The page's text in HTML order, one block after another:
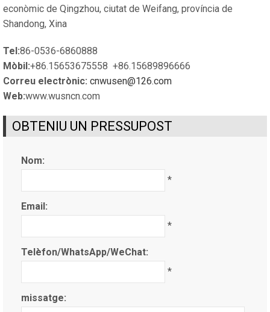
econòmic de Qingzhou, ciutat de Weifang, província de
Shandong, Xina
Tel:86-0536-6860888
Mòbil:+86.15653675558 +86.15689896666
Correu electrònic: cnwusen@126.com
Web:www.wusncn.com
OBTENIU UN PRESSUPOST
Nom:
*
Email:
*
Telèfon/WhatsApp/WeChat:
*
missatge: